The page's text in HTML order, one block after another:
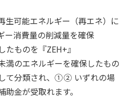
生可能エネルギー（再エネ）に
ー消費量の削減量を確保
たものを『ZEH+』
満のエネルギーを確保したもの
て分類され、 ①② いずれの場
金が受取れます。